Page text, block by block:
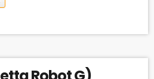
R
D